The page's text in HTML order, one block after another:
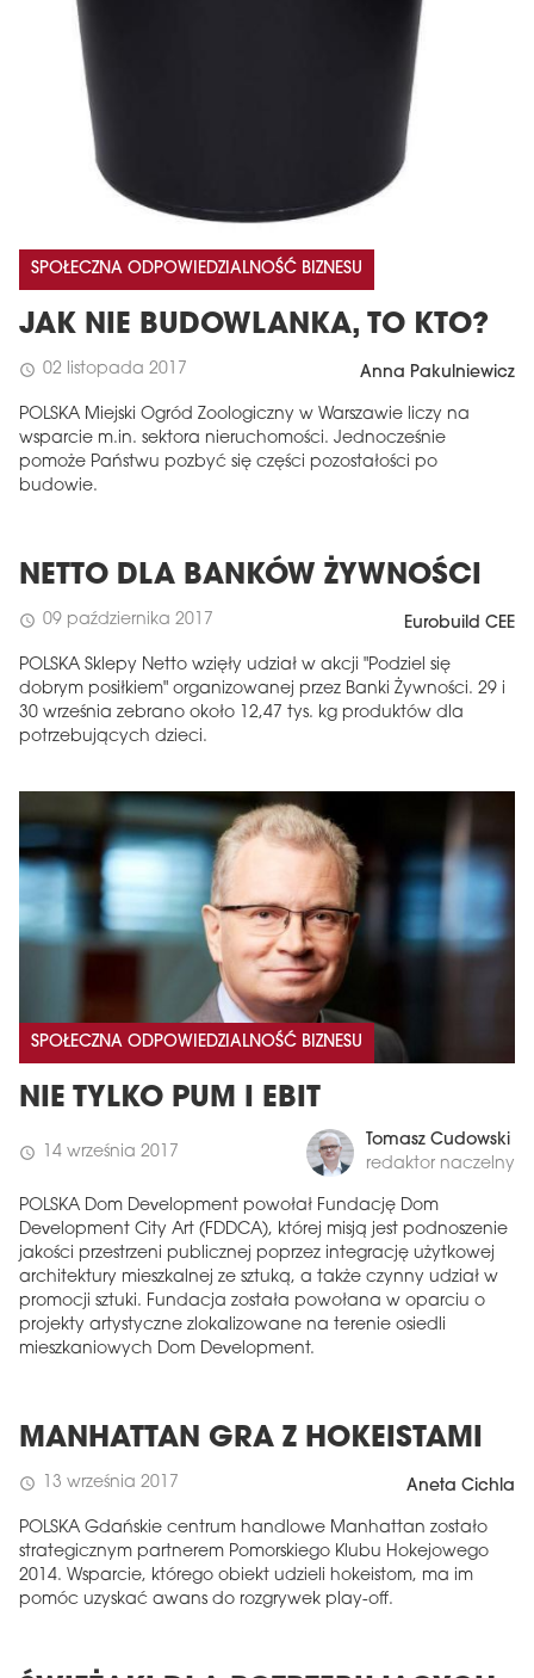
SPOŁECZNA ODPOWIEDZIALNOŚĆ BIZNESU
JAK NIE BUDOWLANKA, TO KTO?
schedule 02 listopada 2017 Anna Pakulniewicz
POLSKA Miejski Ogród Zoologiczny w Warszawie liczy na
wsparcie m.in. sektora nieruchomości. Jednocześnie
pomoże Państwu pozbyć się części pozostałości po
budowie.
NETTO DLA BANKÓW ŻYWNOŚCI
schedule 09 października 2017 Eurobuild CEE
POLSKA Sklepy Netto wzięły udział w akcji "Podziel się
dobrym posiłkiem" organizowanej przez Banki Żywności. 29 i
30 września zebrano około 12,47 tys. kg produktów dla
potrzebujących dzieci.
SPOŁECZNA ODPOWIEDZIALNOŚĆ BIZNESU
NIE TYLKO PUM I EBIT
schedule 14 września 2017
Tomasz Cudowski
redaktor naczelny
POLSKA Dom Development powołał Fundację Dom
Development City Art (FDDCA), której misją jest podnoszenie
jakości przestrzeni publicznej poprzez integrację użytkowej
architektury mieszkalnej ze sztuką, a także czynny udział w
promocji sztuki. Fundacja została powołana w oparciu o
projekty artystyczne zlokalizowane na terenie osiedli
mieszkaniowych Dom Development.
MANHATTAN GRA Z HOKEISTAMI
schedule 13 września 2017 Aneta Cichla
POLSKA Gdańskie centrum handlowe Manhattan zostało
strategicznym partnerem Pomorskiego Klubu Hokejowego
2014. Wsparcie, którego obiekt udzieli hokeistom, ma im
pomóc uzyskać awans do rozgrywek play-off.